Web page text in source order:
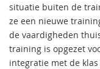
situatie buiten de
ze een nieuwe
de vaardigheden
training is opgezet
integratie met de